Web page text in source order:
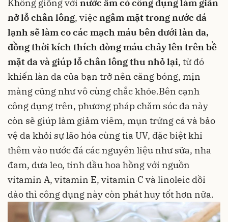
Không giống với nước ấm có công dụng làm giãn
nở lỗ chân lông, việcngâm mặt trong nước đá
lạnh sẽ làm co các mạch máu bên dưới làn da,
đồng thời kích thích dòng máu chảy lên trên bề
mặt da và giúp lỗ chân lông thu nhỏ lại, từ đó
khiến làn da của bạn trở nên căng bóng, mịn
màng cũng như vô cùng chắc khỏe.Bên cạnh
công dụng trên, phương pháp chăm sóc da này
còn sẽ giúp làm giảm viêm, mụn trứng cá và bảo
vệ da khỏi sự lão hóa cùngtia UV, đặc biệt khi
thêm vào nước đá các nguyên liệu như sữa, nha
đam, dưa leo, tinh dầu hoa hồngvới nguồn
vitamin A, vitamin E, vitamin C và linoleic dồi
dào thì công dụng này còn phát huy tốt hơn nữa.